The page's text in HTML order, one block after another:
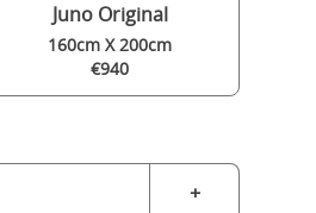
Juno Original
160cm X 200cm
€940
+